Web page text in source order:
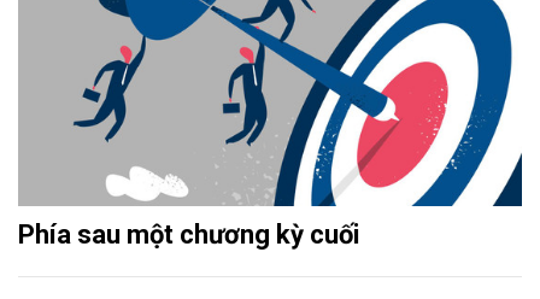
Phía sau một chương kỳ cuối